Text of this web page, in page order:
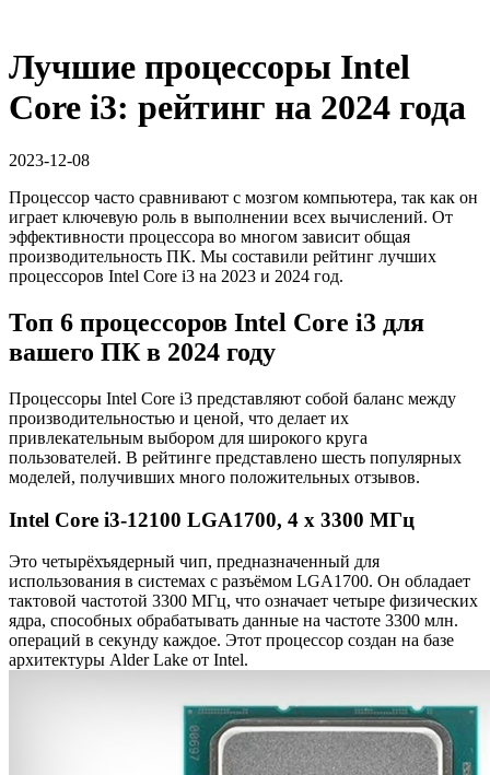
Лучшие процессоры Intel
Core i3: рейтинг на 2024 года
2023-12-08
Процессор часто сравнивают с мозгом компьютера, так как он
играет ключевую роль в выполнении всех вычислений. От
эффективности процессора во многом зависит общая
производительность ПК. Мы составили рейтинг лучших
процессоров Intel Core i3 на 2023 и 2024 год.
Топ 6 процессоров Intel Core i3 для
вашего ПК в 2024 году
Процессоры Intel Core i3 представляют собой баланс между
производительностью и ценой, что делает их
привлекательным выбором для широкого круга
пользователей. В рейтинге представлено шесть популярных
моделей, получивших много положительных отзывов.
Intel Core i3-12100 LGA1700, 4 x 3300 МГц
Это четырёхъядерный чип, предназначенный для
использования в системах с разъёмом LGA1700. Он обладает
тактовой частотой 3300 МГц, что означает четыре физических
ядра, способных обрабатывать данные на частоте 3300 млн.
операций в секунду каждое. Этот процессор создан на базе
архитектуры Alder Lake от Intel.